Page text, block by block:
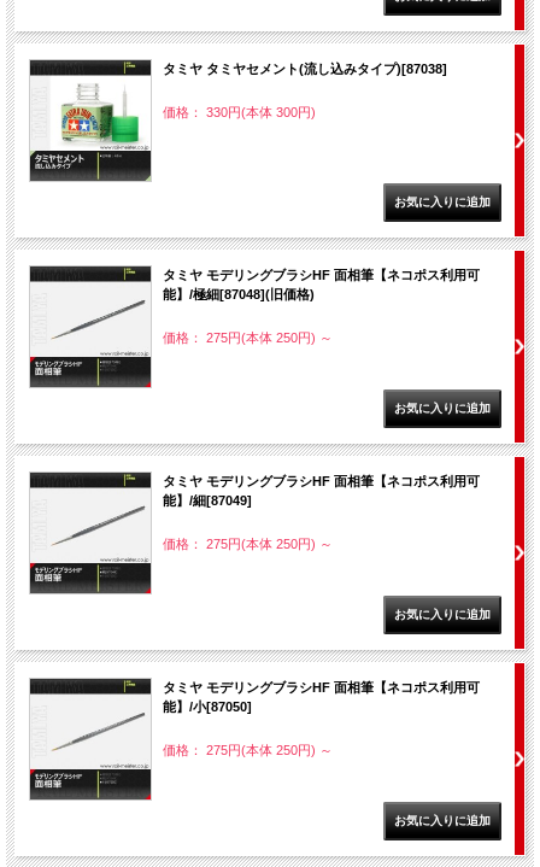
タミヤ タミヤセメント(流し込みタイプ)[87038]
価格： 330円(本体 300円)
タミヤ モデリングブラシHF 面相筆【ネコポス利用可
能】/極細[87048](旧価格)
価格： 275円(本体 250円) ～
タミヤ モデリングブラシHF 面相筆【ネコポス利用可
能】/細[87049]
価格： 275円(本体 250円) ～
タミヤ モデリングブラシHF 面相筆【ネコポス利用可
能】/小[87050]
価格： 275円(本体 250円) ～